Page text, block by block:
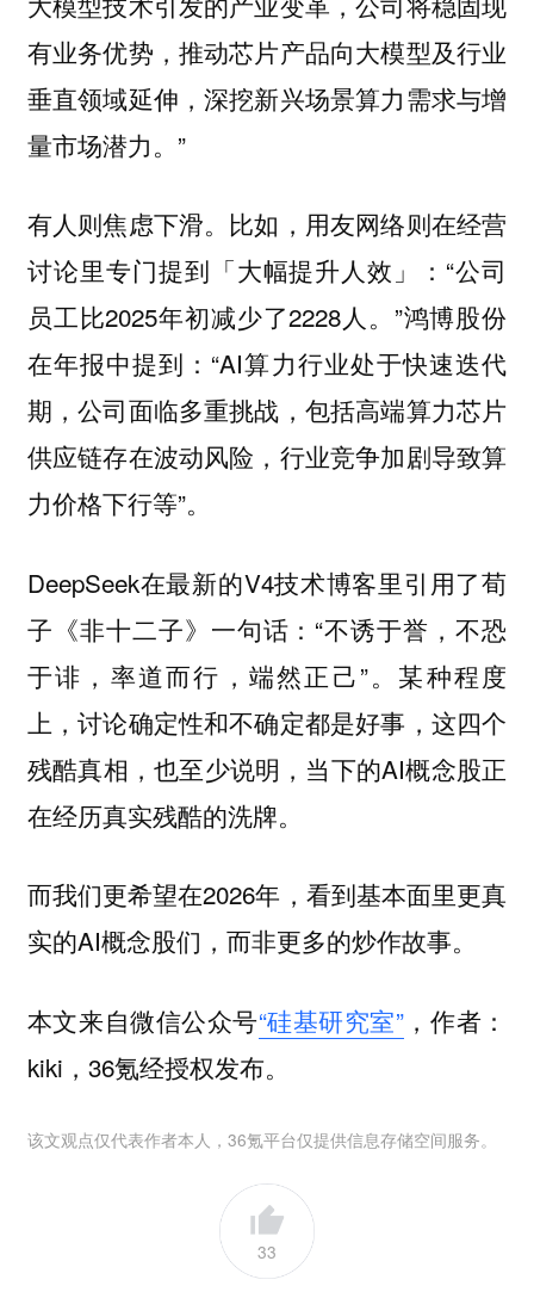
有业务优势，推动芯片产品向大模型及行业
垂直领域延伸，深挖新兴场景算力需求与增
量市场潜力。”
有人则焦虑下滑。比如，用友网络则在经营
讨论里专门提到「大幅提升人效」：“公司
员工比2025年初减少了2228人。”鸿博股份
在年报中提到：“AI算力行业处于快速迭代
期，公司面临多重挑战，包括高端算力芯片
供应链存在波动风险，行业竞争加剧导致算
力价格下行等”。
DeepSeek在最新的V4技术博客里引用了荀
子《非十二子》一句话：“不诱于誉，不恐
于诽，率道而行，端然正己”。某种程度
上，讨论确定性和不确定都是好事，这四个
残酷真相，也至少说明，当下的AI概念股正
在经历真实残酷的洗牌。
而我们更希望在2026年，看到基本面里更真
实的AI概念股们，而非更多的炒作故事。
本文来自微信公众号“硅基研究室”，作者：
kiki，36氪经授权发布。
该文观点仅代表作者本人，36氪平台仅提供信息存储空间服务。
33